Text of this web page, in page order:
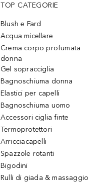
TOP CATEGORIE
Blush e Fard
Acqua micellare
Crema corpo profumata
donna
Gel sopracciglia
Bagnoschiuma donna
Elastici per capelli
Bagnoschiuma uomo
Accessori ciglia finte
Termoprotettori
Arricciacapelli
Spazzole rotanti
Bigodini
Rulli di giada & massaggio